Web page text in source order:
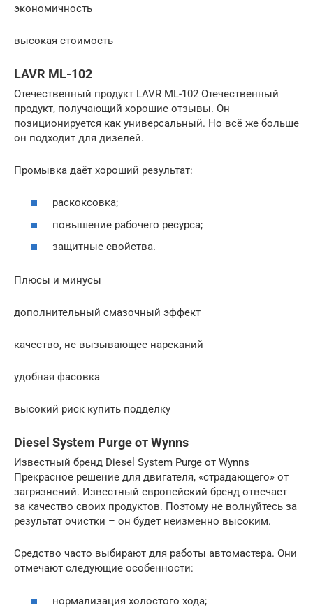
экономичность
высокая стоимость
LAVR ML-102
Отечественный продукт LAVR ML-102 Отечественный
продукт, получающий хорошие отзывы. Он
позиционируется как универсальный. Но всё же больше
он подходит для дизелей.
Промывка даёт хороший результат:
раскоксовка;
повышение рабочего ресурса;
защитные свойства.
Плюсы и минусы
дополнительный смазочный эффект
качество, не вызывающее нареканий
удобная фасовка
высокий риск купить подделку
Diesel System Purge от Wynns
Известный бренд Diesel System Purge от Wynns
Прекрасное решение для двигателя, «страдающего» от
загрязнений. Известный европейский бренд отвечает
за качество своих продуктов. Поэтому не волнуйтесь за
результат очистки – он будет неизменно высоким.
Средство часто выбирают для работы автомастера. Они
отмечают следующие особенности:
нормализация холостого хода;